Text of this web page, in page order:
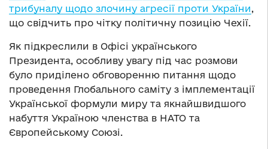
трибуналу щодо злочину агресії проти України,
що свідчить про чітку політичну позицію Чехії.
Як підкреслили в Офісі українського
Президента, особливу увагу під час розмови
було приділено обговоренню питання щодо
проведення Глобального саміту з імплементації
Української формули миру та якнайшвидшого
набуття Україною членства в НАТО та
Європейському Союзі.